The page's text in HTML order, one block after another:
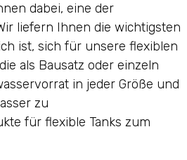
dabei, eine der
liefern Ihnen die wichtigsten
ist, sich für unsere flexiblen
als Bausatz oder einzeln
in jeder Größe und
zu
für flexible Tanks zum